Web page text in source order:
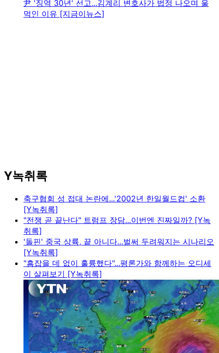
尹 '징역 30년' 선고...김계리 변호사가 법정 나오며 울
먹인 이유 [지금이뉴스]
Y녹취록
축구협회 성 접대 논란에...'2002년 한일월드컵' 소환
[Y녹취록]
"전쟁 곧 끝난다" 트럼프 장담...이번엔 진짜일까? [Y녹
취록]
'돌핀' 중국 상륙, 끝 아니다...벌써 두려워지는 시나리오
[Y녹취록]
"흠잡을 데 없이 훌륭했다"...평론가와 함께하는 오디세
이 살펴보기 [Y녹취록]